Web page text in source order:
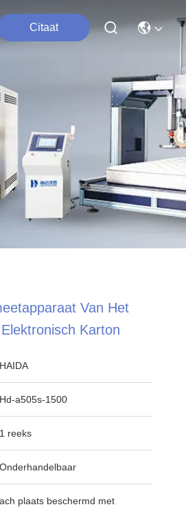
Citaat
Van Het
Karton
HAIDA
Hd-a505s-1500
1 reeks
Onderhandelbaar
ach plaats beschermd met